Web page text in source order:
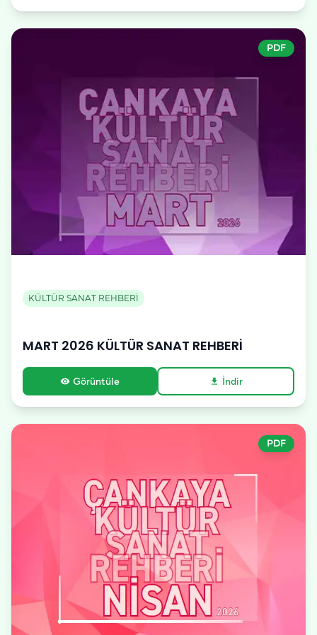
PDF
KÜLTÜR SANAT REHBERİ
MART 2026 KÜLTÜR SANAT REHBERİ
visibility Görüntüle download İndir
PDF